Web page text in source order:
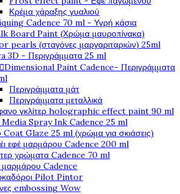
Κρέμα χάραξης γυαλιού
Cadence 70 ml - Υγρή κάσια
Board Paint (Χρώμα μαυροπίνακα)
pearls (σταγόνες μαργαριταριών) 25ml
3D - Περιγράμματα 25 ml
Dimensional Paint Cadence- Περιγράμματα
Περιγράμματα μάτ
Περιγράμματα μεταλλικά
γκλίτερ holographic effect paint 90 ml
Spray Ink Cadence 25 ml
Glaze 25 ml (χρώμα για σκιάσεις)
εφέ μαρμάρου Cadence 200 ml
χρώματα Cadence 70 ml
μαρμάρου Cadence
Pilot Pintor
embossing Wow